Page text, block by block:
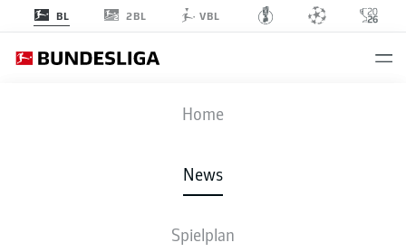
BL 2BL VBL
Home
News
Spielplan